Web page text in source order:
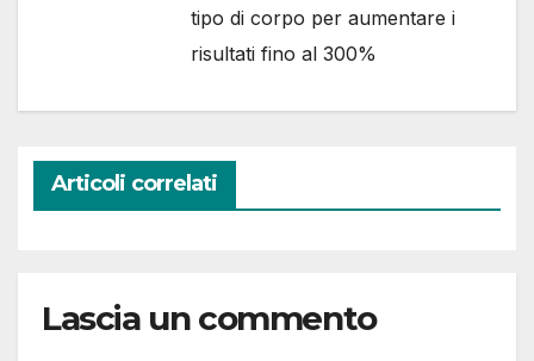
tipo di corpo per aumentare i
risultati fino al 300%
Articoli correlati
Lascia un commento